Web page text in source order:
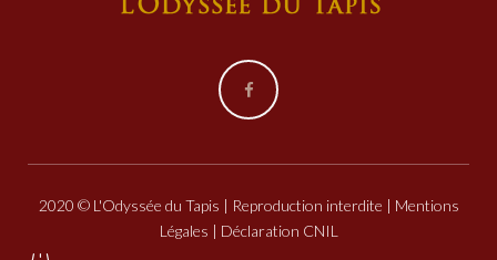
2020 © L'Odyssée du Tapis | Reproduction interdite | Mentions
Légales | Déclaration CNIL